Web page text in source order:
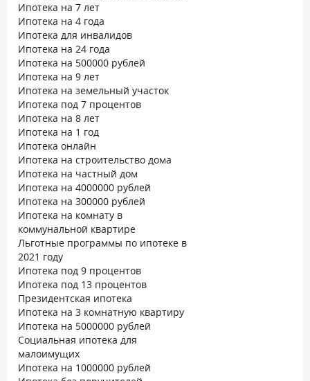
Ипотека на 7 лет
Ипотека на 4 года
Ипотека для инвалидов
Ипотека на 24 года
Ипотека на 500000 рублей
Ипотека на 9 лет
Ипотека на земельный участок
Ипотека под 7 процентов
Ипотека на 8 лет
Ипотека на 1 год
Ипотека онлайн
Ипотека на строительство дома
Ипотека на частный дом
Ипотека на 4000000 рублей
Ипотека на 300000 рублей
Ипотека на комнату в
коммунальной квартире
Льготные программы по ипотеке в
2021 году
Ипотека под 9 процентов
Ипотека под 13 процентов
Президентская ипотека
Ипотека на 3 комнатную квартиру
Ипотека на 5000000 рублей
Социальная ипотека для
малоимущих
Ипотека на 1000000 рублей